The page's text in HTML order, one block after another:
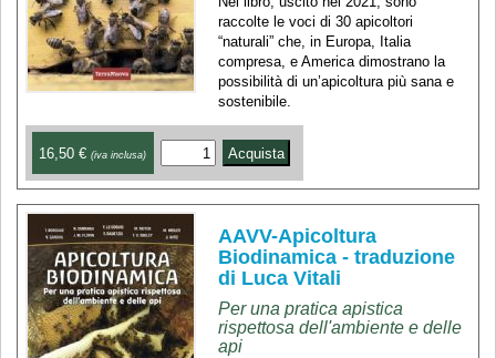
raccolte le voci di 30 apicoltori
“naturali” che, in Europa, Italia
compresa, e America dimostrano la
possibilità di un’apicoltura più sana e
sostenibile.
16,50 € (iva inclusa)
AAVV-Apicoltura
Biodinamica - traduzione
di Luca Vitali
Per una pratica apistica
rispettosa dell'ambiente e delle
api